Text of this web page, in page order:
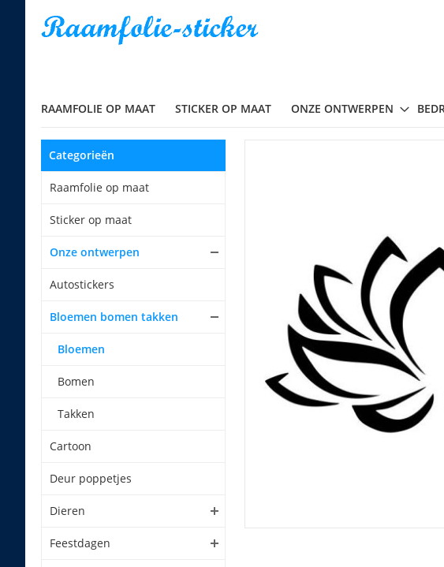
RAAMFOLIE OP MAAT STICKER OP MAAT ONZE ONTWERPEN
Categorieën
Raamfolie op maat
Sticker op maat
Onze ontwerpen
Autostickers
Bloemen bomen takken
Bloemen
Bomen
Takken
Cartoon
Deur poppetjes
Dieren
Feestdagen